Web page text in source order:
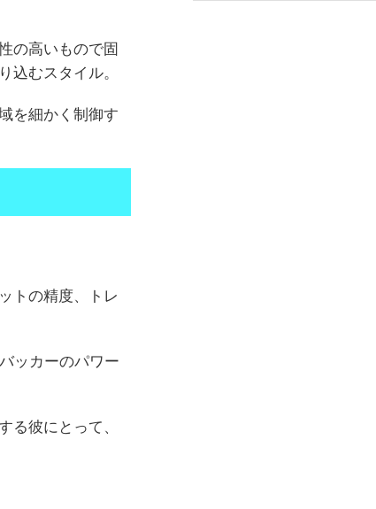
の高いもので固
込むスタイル。
を細かく制御す
トの精度、トレ
ッカーのパワー
る彼にとって、